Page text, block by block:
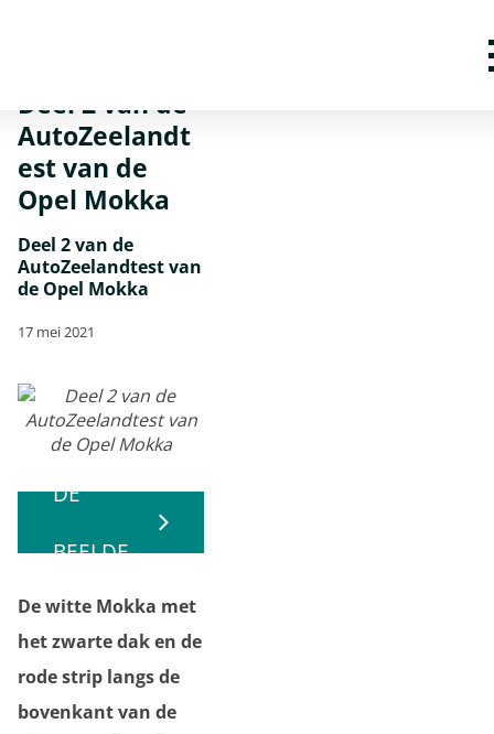
Deel 2 van de
AutoZeelandt
est van de
Opel Mokka
Deel 2 van de
AutoZeelandtest van
de Opel Mokka
17 mei 2021
BEKIJK
DE
BEELDE
N
De witte Mokka met
het zwarte dak en de
rode strip langs de
bovenkant van de